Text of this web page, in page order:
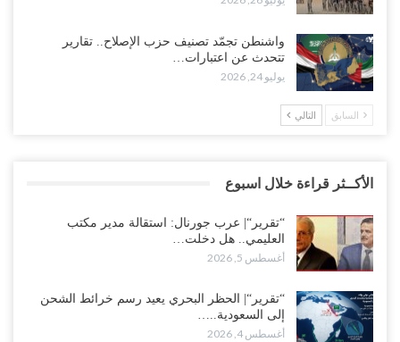
واشنطن تجمّد تصنيف حزب الإصلاح.. تقارير
تتحدث عن اعتبارات…
يوليو 24, 2026
السابق التالي
الأكــثر قراءة خلال اسبوع
“تقرير“| عرب جورنال: استقالة مدير مكتب
العليمي.. هل دخلت…
أغسطس 5, 2026
“تقرير“| الحظر البحري يعيد رسم خرائط الشحن
إلى السعودية..…
أغسطس 4, 2026